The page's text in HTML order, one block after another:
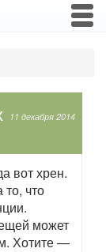
11 декабря 2014
вот хрен.
что
может
Хотите —